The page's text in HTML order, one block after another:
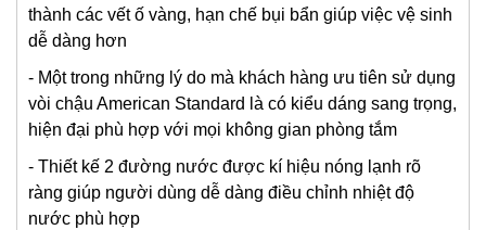
thành các vết ố vàng, hạn chế bụi bẩn giúp việc vệ sinh
dễ dàng hơn
- Một trong những lý do mà khách hàng ưu tiên sử dụng
vòi chậu American Standard là có kiểu dáng sang trọng,
hiện đại phù hợp với mọi không gian phòng tắm
- Thiết kế 2 đường nước được kí hiệu nóng lạnh rõ
ràng giúp người dùng dễ dàng điều chỉnh nhiệt độ
nước phù hợp